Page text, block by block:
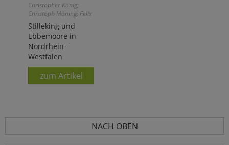
Christopher König;
Christoph Moning; Felix
Weiß
Stilleking und
Ebbemoore in
Nordrhein-
Westfalen
zum Artikel
NACH OBEN